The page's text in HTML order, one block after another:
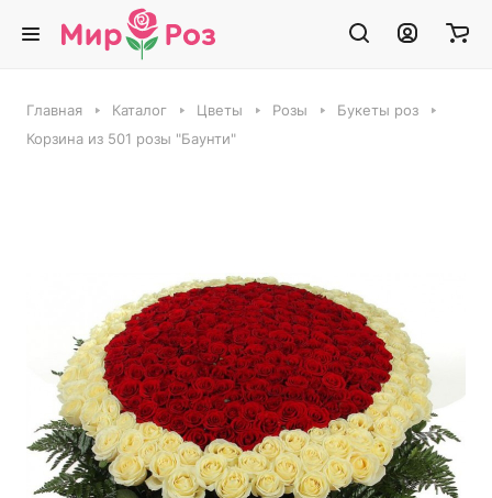
Главная Каталог Цветы Розы
Букеты роз
Корзина из 501 розы "Баунти"